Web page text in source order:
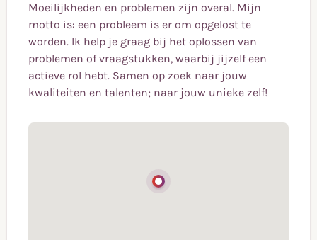
Moeilijkheden en problemen zijn overal. Mijn
motto is: een probleem is er om opgelost te
worden. Ik help je graag bij het oplossen van
problemen of vraagstukken, waarbij jijzelf een
actieve rol hebt. Samen op zoek naar jouw
kwaliteiten en talenten; naar jouw unieke zelf!